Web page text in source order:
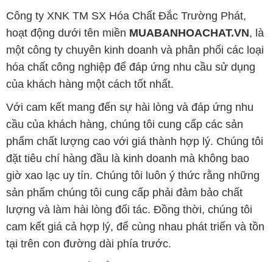
Công ty XNK TM SX Hóa Chất Đắc Trường Phát,
hoạt động dưới tên miền MUABANHOACHAT.VN, là
một công ty chuyên kinh doanh và phân phối các loại
hóa chất công nghiệp để đáp ứng nhu cầu sử dụng
của khách hàng một cách tốt nhất.
Với cam kết mang đến sự hài lòng và đáp ứng nhu
cầu của khách hàng, chúng tôi cung cấp các sản
phẩm chất lượng cao với giá thành hợp lý. Chúng tôi
đặt tiêu chí hàng đầu là kinh doanh mà không bao
giờ xao lạc uy tín. Chúng tôi luôn ý thức rằng những
sản phẩm chúng tôi cung cấp phải đảm bảo chất
lượng và làm hài lòng đối tác. Đồng thời, chúng tôi
cam kết giá cả hợp lý, để cùng nhau phát triển và tồn
tại trên con đường dài phía trước.